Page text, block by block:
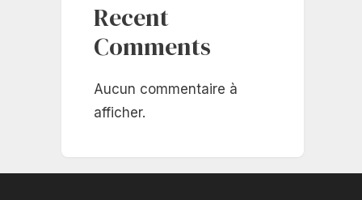
Recent
Comments
Aucun commentaire à
afficher.